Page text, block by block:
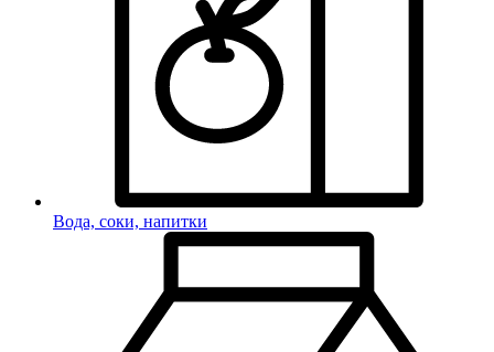
Вода, соки, напитки